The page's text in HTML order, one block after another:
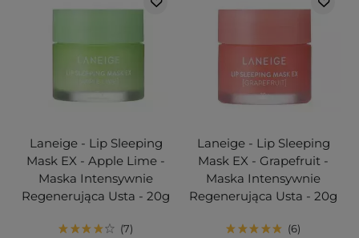
Laneige - Lip Sleeping
Mask EX - Apple Lime -
Maska Intensywnie
Regenerująca Usta - 20g
7
Laneige - Lip Sleeping
Mask EX - Grapefruit -
Maska Intensywnie
Regenerująca Usta - 20g
6